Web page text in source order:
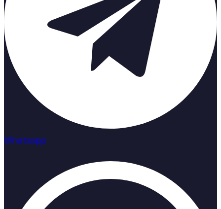
Whatsapp